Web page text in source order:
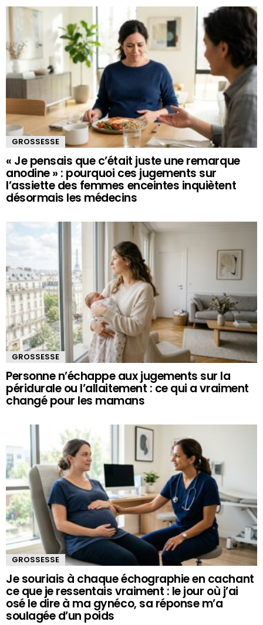
GROSSESSE
« Je pensais que c’était juste une remarque
anodine » : pourquoi ces jugements sur
l’assiette des femmes enceintes inquiètent
désormais les médecins
GROSSESSE
Personne n’échappe aux jugements sur la
péridurale ou l’allaitement : ce qui a vraiment
changé pour les mamans
GROSSESSE
Je souriais à chaque échographie en cachant
ce que je ressentais vraiment : le jour où j’ai
osé le dire à ma gynéco, sa réponse m’a
soulagée d’un poids